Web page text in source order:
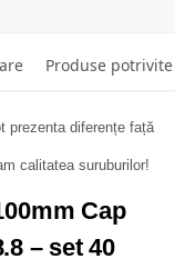
Produse potrivite
prezenta diferențe față
calitatea suruburilor!
Cap
– set 40